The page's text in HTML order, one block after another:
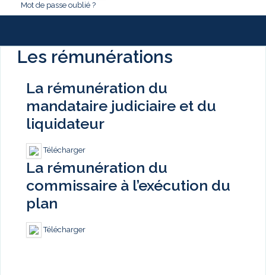
Mot de passe oublié ?
Les rémunérations
La rémunération du
mandataire judiciaire et du
liquidateur
Télécharger
La rémunération du
commissaire à l’exécution du
plan
Télécharger